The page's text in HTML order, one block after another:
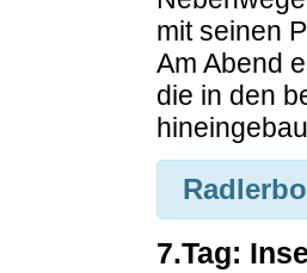
mit seinen
Am Abend
die in den
7.Tag: